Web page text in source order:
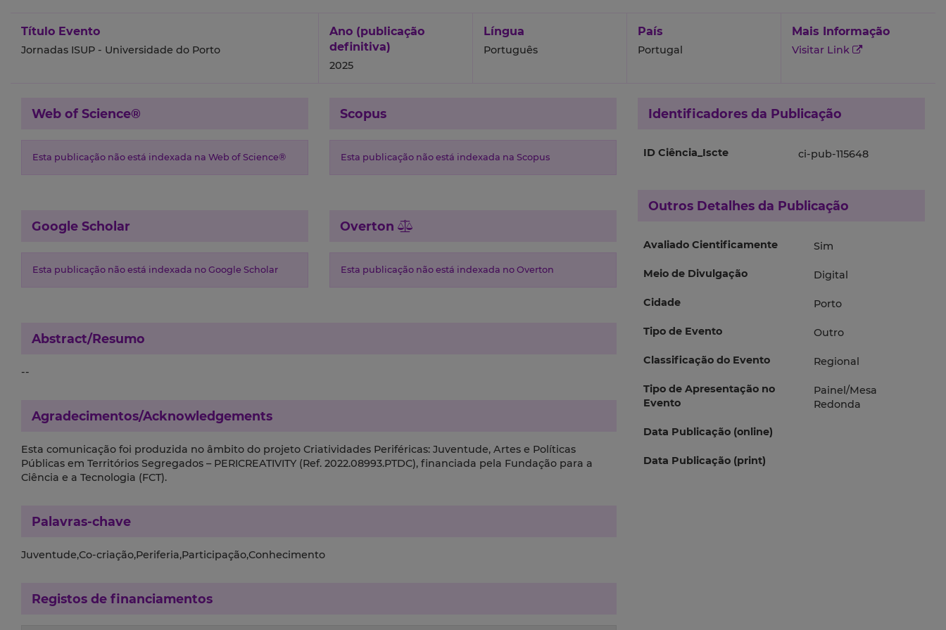
Título Evento
Jornadas ISUP - Universidade do Porto
Ano (publicação
definitiva)
2025
Língua
Português
País
Portugal
Mais Informação
Visitar Link
Web of Science®
Esta publicação não está indexada na Web of Science®
Scopus
Esta publicação não está indexada na Scopus
Google Scholar
Esta publicação não está indexada no Google Scholar
Overton
Esta publicação não está indexada no Overton
Abstract/Resumo
--
Agradecimentos/Acknowledgements
Esta comunicação foi produzida no âmbito do projeto Criatividades Periféricas: Juventude, Artes e Políticas
Públicas em Territórios Segregados – PERICREATIVITY (Ref. 2022.08993.PTDC), financiada pela Fundação para a
Ciência e a Tecnologia (FCT).
Palavras-chave
Juventude,Co-criação,Periferia,Participação,Conhecimento
Registos de financiamentos
Identificadores da Publicação
ID Ciência_Iscte ci-pub-115648
Outros Detalhes da Publicação
Avaliado Cientificamente Sim
Meio de Divulgação Digital
Cidade Porto
Tipo de Evento Outro
Classificação do Evento Regional
Tipo de Apresentação no
Evento
Painel/Mesa
Redonda
Data Publicação (online)
Data Publicação (print)